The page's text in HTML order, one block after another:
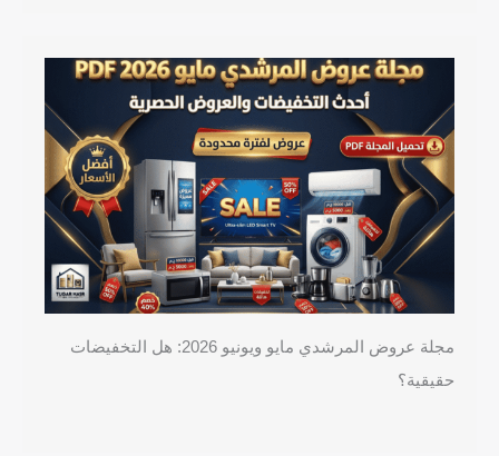
مجلة عروض المرشدي مايو ويونيو 2026: هل التخفيضات
حقيقية؟